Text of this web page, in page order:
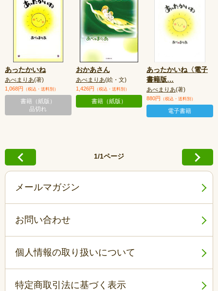
あったかいね
あべまりあ(著)
1,068円 （税込・送料別）
書籍（紙版）
品切れ
おかあさん
あべまりあ(絵・文)
1,426円 （税込・送料別）
書籍（紙版）
あったかいね〈電子
書籍版…
あべまりあ(著)
880円 （税込・送料別）
電子書籍
1/1ページ
メールマガジン
お問い合わせ
個人情報の取り扱いについて
特定商取引法に基づく表示